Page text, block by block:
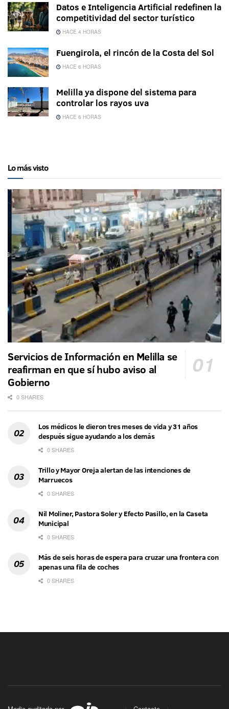
Datos e Inteligencia Artificial redefinen la
competitividad del sector turístico
HACE 4 HORAS
Fuengirola, el rincón de la Costa del Sol
HACE 6 HORAS
Melilla ya dispone del sistema para
controlar los rayos uva
HACE 6 HORAS
Lo más visto
Servicios de Información en Melilla se
reafirman en que sí hubo aviso al
Gobierno
0 SHARES
Los médicos le dieron tres meses de vida y 31 años
después sigue ayudando a los demás
0 SHARES
Trillo y Mayor Oreja alertan de las intenciones de
Marruecos
0 SHARES
Nil Moliner, Pastora Soler y Efecto Pasillo, en la Caseta
Municipal
0 SHARES
Más de seis horas de espera para cruzar una frontera con
apenas una fila de coches
0 SHARES